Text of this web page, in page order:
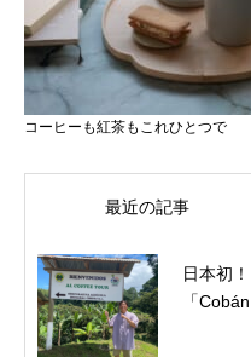
コーヒーも紅茶もこれひとつで
最近の記事
日本初
「